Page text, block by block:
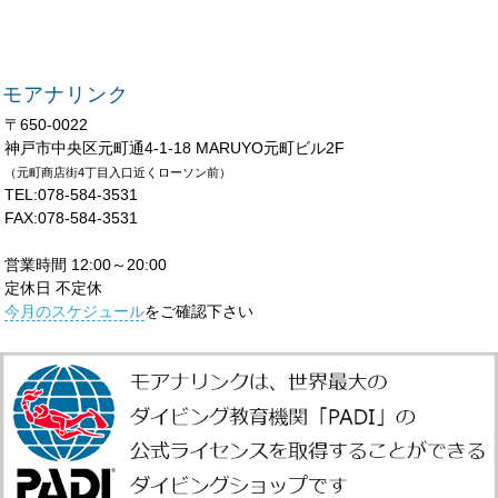
モアナリンク
〒650-0022
神戸市中央区元町通4-1-18 MARUYO元町ビル2F
（元町商店街4丁目入口近くローソン前）
TEL:078-584-3531
FAX:078-584-3531
営業時間 12:00～20:00
定休日 不定休
今月のスケジュールをご確認下さい